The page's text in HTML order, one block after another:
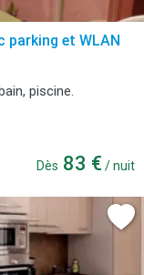
parking et WLAN
piscine.
Dès 83 € / nuit